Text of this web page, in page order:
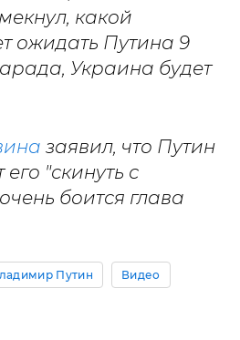
какой
ожидать Путина 9
Украина будет
заявил, что Путин
"скинуть с
боится глава
Путин Видео